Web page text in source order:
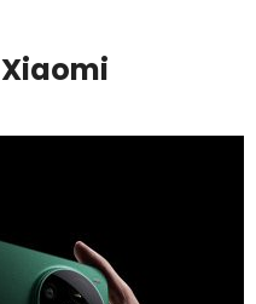
Xiaomi